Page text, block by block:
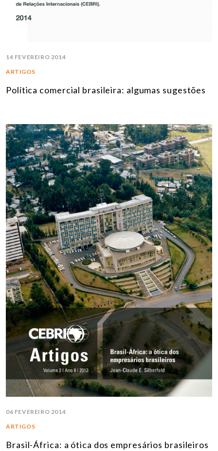
14 FEVEREIRO 2014
ARTIGOS
Política comercial brasileira: algumas sugestões
06 FEVEREIRO 2014
ARTIGOS
Brasil-África: a ótica dos empresários brasileiros